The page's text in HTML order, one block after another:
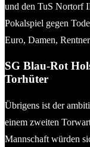
und den TuS Nortorf
Pokalspiel gegen
Euro, Damen,
SG Blau-Rot
Torhüter
Übrigens ist der
einem zweiten
Mannschaft würden